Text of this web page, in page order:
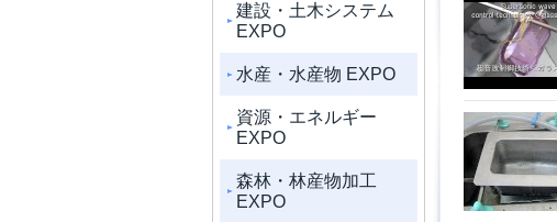
建設・土木システム
EXPO
水産・水産物 EXPO
資源・エネルギー
EXPO
森林・林産物加工
EXPO